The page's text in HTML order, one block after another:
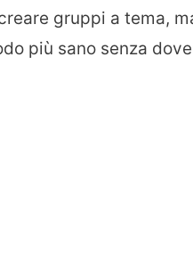
gruppi a tema,
più sano senza